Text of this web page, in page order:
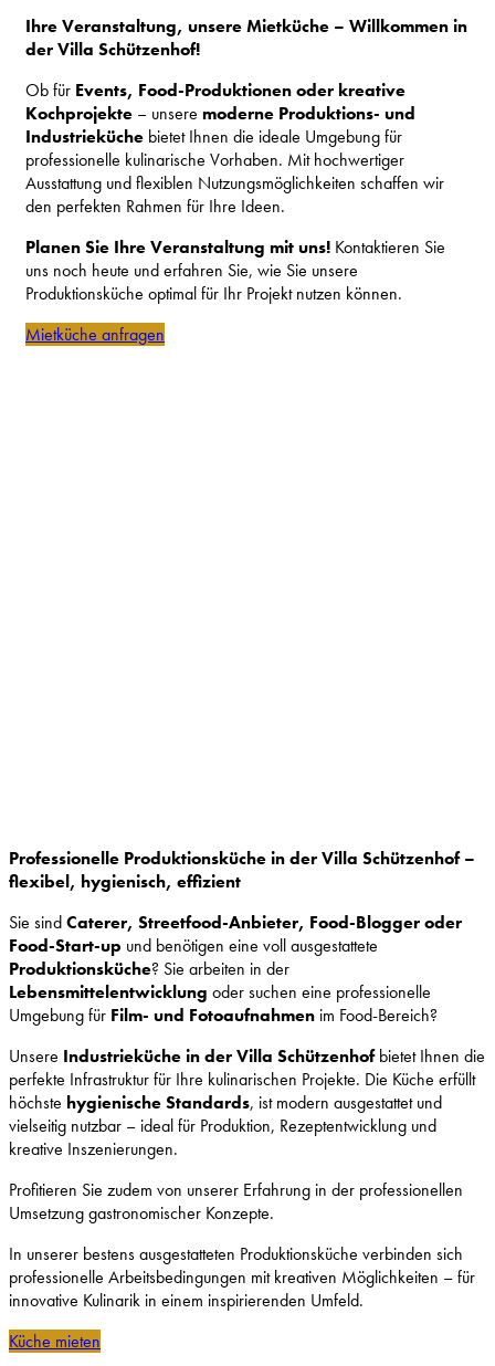
Ihre Veranstaltung, unsere Mietküche – Willkommen in
der Villa Schützenhof!
Ob für Events, Food-Produktionen oder kreative
Kochprojekte – unsere moderne Produktions- und
Industrieküche bietet Ihnen die ideale Umgebung für
professionelle kulinarische Vorhaben. Mit hochwertiger
Ausstattung und flexiblen Nutzungsmöglichkeiten schaffen wir
den perfekten Rahmen für Ihre Ideen.
Planen Sie Ihre Veranstaltung mit uns! Kontaktieren Sie
uns noch heute und erfahren Sie, wie Sie unsere
Produktionsküche optimal für Ihr Projekt nutzen können.
Mietküche anfragen
Professionelle Produktionsküche in der Villa Schützenhof –
flexibel, hygienisch, effizient
Sie sindCaterer, Streetfood-Anbieter, Food-Blogger oder
Food-Start-up und benötigen eine voll ausgestattete
Produktionsküche? Sie arbeiten in der
Lebensmittelentwicklung oder suchen eine professionelle
Umgebung für Film- und Fotoaufnahmen im Food-Bereich?
Unsere Industrieküche in der Villa Schützenhofbietet Ihnen die
perfekte Infrastruktur für Ihre kulinarischen Projekte. Die Küche erfüllt
höchste hygienische Standards, ist modern ausgestattet und
vielseitig nutzbar – ideal für Produktion, Rezeptentwicklung und
kreative Inszenierungen.
Profitieren Sie zudem von unserer Erfahrung in der professionellen
Umsetzung gastronomischer Konzepte.
In unserer bestens ausgestatteten Produktionsküche verbinden sich
professionelle Arbeitsbedingungen mit kreativen Möglichkeiten – für
innovative Kulinarik in einem inspirierenden Umfeld.
Küche mieten